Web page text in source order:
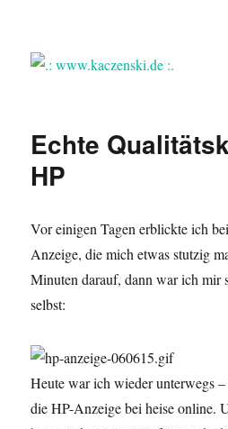
.: www.kaczenski.de
Echte
HP
Vor einigen Tagen erblickte ich
Anzeige, die mich etwas stutzig
Minuten darauf, dann war ich mir
selbst:
Heute war ich wieder unterwegs
die HP-Anzeige bei heise online.